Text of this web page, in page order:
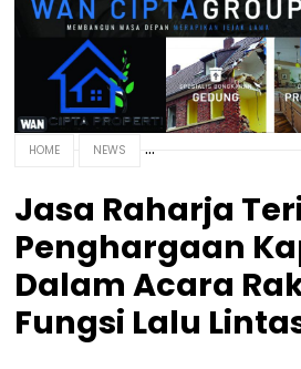
HOME NEWS
Jasa Raharja
Penghargaan
Dalam Acara
Fungsi Lalu